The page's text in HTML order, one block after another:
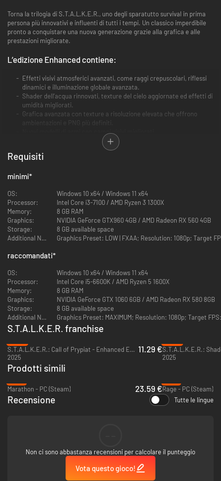
Torna la trilogia di S.T.A.L.K.E.R., uno degli sparatutto survival in prima
persona più innovativi e influenti di tutti i tempi. Un classico imperdibile
pronto a conquistare una nuova generazione grazie alla grafica e alle
prestazioni migliorate.
L’edizione Enhanced contiene:
Effetti visivi atmosferici avanzati, come raggi crepuscolari, riflessi
dinamici e illuminazione globale avanzata.
Shader dell’acqua rinnovati, texture del cielo aggiornate ed effetti di
umidità migliorati.
Grafica avanzata con texture a risoluzione elevata che offrono
ambientazioni e PNG più definiti.
Nuovi modelli di armi con campi visivi migliorati.
Diverse correzioni di bug e miglioramenti che rendono l’esperienza di
Supporto completo per controller.
S.T.A.L.K.E.R.: Clear Sky è il prequel della saga Legends of the Zone
esperienza alle spalle, misteriosamente sopravvissuto alle Emissioni
mortali, e influenza direttamente gli equilibri di potere sfruttando le
Guerre di Fazione. Viaggia verso la centrale nucleare di Chornobyl
superando zone radioattive, anomalie, nemici, mutanti e una Zona in
pieno conflitto.
in una costante instabilità. Scegli con cautela il tuo cammino o, da vero
mercenario, schierati con chi ti conviene, alterando direttamente il
delicato equilibrio di potere all’interno della Zona.
Avventurati nell’ignoto, scopri territori inesplorati e i segreti celati nelle
Paludi, a Limansk e nella Foresta rossa. Usa il tuo arsenale rifornito con
nuove armi, un sistema avanzato per migliorare l’equipaggiamento e
nuove meccaniche di caccia ai reperti.
Requisiti
minimi*
OS:
Windows 10 x64 / Windows 11 x64
Processor:
Intel Core i3-7100 / AMD Ryzen 3 1300X
Memory:
8 GB RAM
Graphics:
NVIDIA GeForce GTX960 4GB / AMD Radeon RX 560 4GB
Storage:
8 GB available space
Additional Notes:
Graphics Preset: LOW | FXAA; Resolution: 1080p; Target
raccomandati*
OS:
Windows 10 x64 / Windows 11 x64
Processor:
Intel Core i5-6600K / AMD Ryzen 5 1600X
Memory:
8 GB RAM
Graphics:
NVIDIA GeForce GTX 1060 6GB / AMD Radeon RX 580 8GB
Storage:
8 GB available space
Additional Notes:
Graphics Preset: MAXIMUM; Resolution: 1080p; Target
S.T.A.L.K.E.R. franchise
S.T.A.L.K.E.R.: Call of Prypiat - Enhanced Edition - PC (Steam)
2025
11.29 €
2025
Prodotti simili
Marathon - PC (Steam)
23.59 €Rage - PC (Steam)
Recensione Tutte le lingue
Non ci sono abbastanza recensioni per calcolare il punteggio
Vota questo gioco!